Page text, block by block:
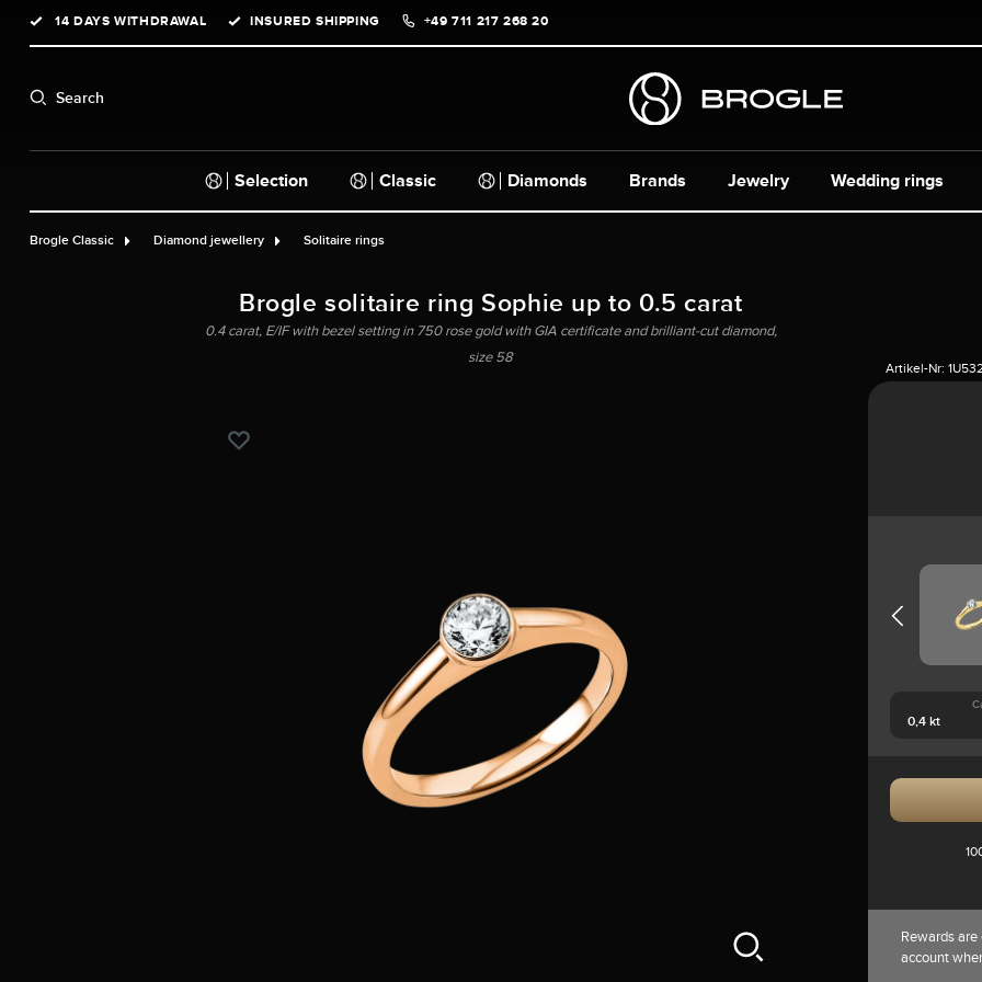
Skip to main navigation
14 DAYS WITHDRAWAL INSURED SHIPPING +49 711 217 268 20
Search
Selection Classic Diamonds Brands Jewelry Wedding rings
Brogle Classic Diamond jewellery Solitaire rings
Brogle solitaire ring Sophie up to 0.5 carat
0.4 carat, E/IF with bezel setting in 750 rose gold with GIA certificate and brilliant-cut diamond,
size 58
Artikel-Nr:
Rewards
account